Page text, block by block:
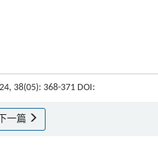
38(05): 368-371 DOI:
下一篇